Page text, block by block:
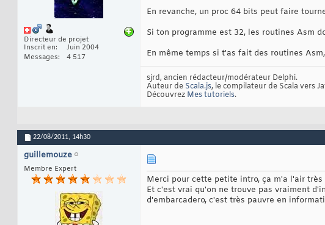
Directeur de projet
Inscrit en
Juin 2004
Messages
4 517
En revanche, un proc 64 bits peut faire
Si ton programme est 32, les routines Asm
En même temps si t'as fait des routines
sjrd, ancien rédacteur/modérateur Delphi.
Auteur de Scala.js, le compilateur de Scala vers
Découvrez Mes tutoriels.
22/08/2011, 14h30
guillemouze
Membre Expert
Merci pour cette petite intro, ça m'a l'air
Et c'est vrai qu'on ne trouve pas vraiment
d'embarcadero, c'est très pauvre en